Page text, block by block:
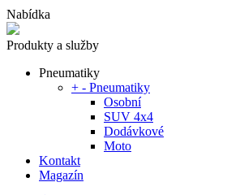
Nabídka
Produkty a služby
Pneumatiky
+ - Pneumatiky
Osobní
SUV 4x4
Dodávkové
Moto
Kontakt
Magazín